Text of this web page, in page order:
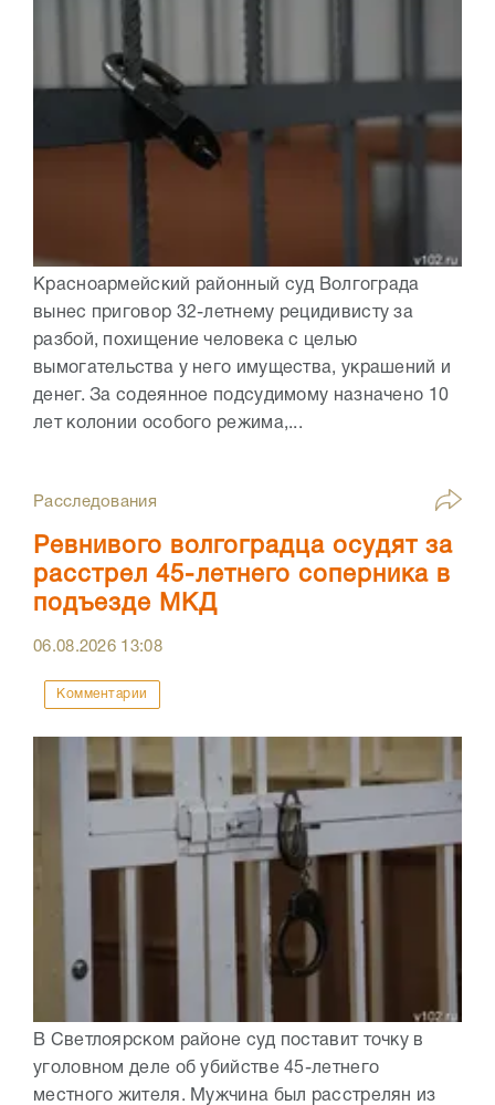
Красноармейский районный суд Волгограда
вынес приговор 32-летнему рецидивисту за
разбой, похищение человека с целью
вымогательства у него имущества, украшений и
денег. За содеянное подсудимому назначено 10
лет колонии особого режима,...
Расследования
Ревнивого волгоградца осудят за
расстрел 45-летнего соперника в
подъезде МКД
06.08.2026 13:08
Комментарии
В Светлоярском районе суд поставит точку в
уголовном деле об убийстве 45-летнего
местного жителя. Мужчина был расстрелян из